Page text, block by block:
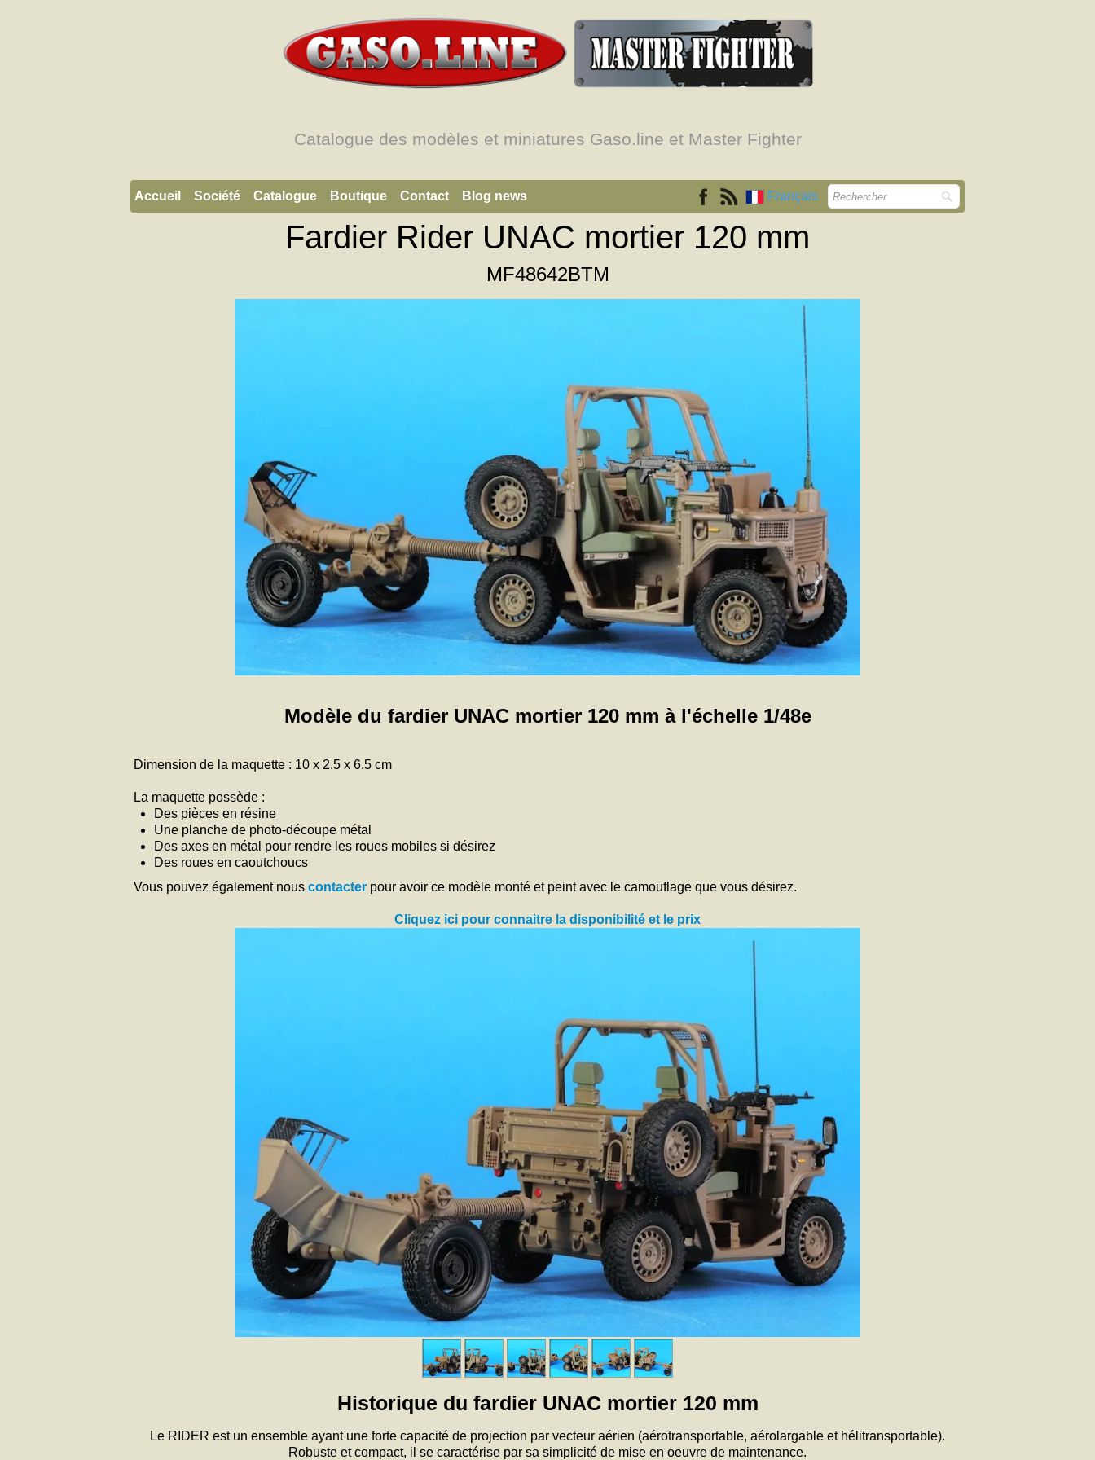
Catalogue des modèles et miniatures Gaso.line et Master Fighter
Français
Accueil Société Catalogue Boutique Contact Blog news
Fardier Rider UNAC mortier 120 mm
MF48642BTM
Modèle du fardier UNAC mortier 120 mm à l'échelle 1/48e
Dimension de la maquette : 10 x 2.5 x 6.5 cm
La maquette possède :
Des pièces en résine
Une planche de photo-découpe métal
Des axes en métal pour rendre les roues mobiles si désirez
Des roues en caoutchoucs
Vous pouvez également nous contacter pour avoir ce modèle monté et peint avec le camouflage que vous désirez.
Cliquez ici pour connaitre la disponibilité et le prix
Historique du fardier UNAC mortier 120 mm
Le RIDER est un ensemble ayant une forte capacité de projection par vecteur aérien (aérotransportable, aérolargable et hélitransportable).
Robuste et compact, il se caractérise par sa simplicité de mise en oeuvre de maintenance.